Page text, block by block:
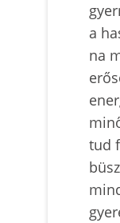
a
na
tud